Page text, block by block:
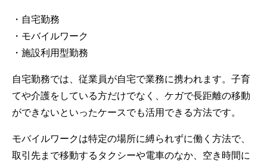
・自宅勤務
・モバイルワーク
・施設利用型勤務
自宅勤務では、従業員が自宅で業務に携われます。子育
てや介護をしている方だけでなく、ケガで長距離の移動
ができないといったケースでも活用できる方法です。
モバイルワークは特定の場所に縛られずに働く方法で、
取引先まで移動するタクシーや電車のなか、空き時間に